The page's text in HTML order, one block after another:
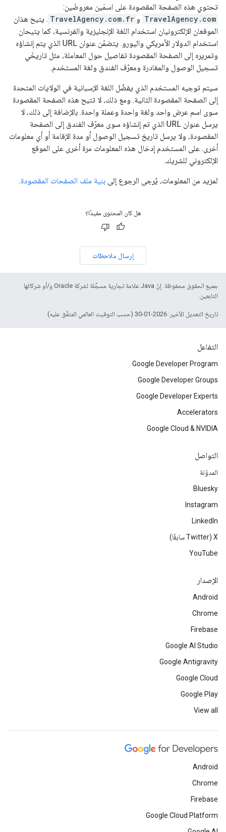
تحتوي هذه الصفحة المقصودة على اسمَين معروضَين:
TravelAgency.com و TravelAgency.com.fr . يتيح هذان
الموقعان الإلكترونيان استخدام اللغة الإنجليزية والفرنسية، كما يتيحان
استخدام الدولار الأمريكي واليورو. يتضمّن عنوان URL الذي يتم إنشاؤه
وتمريره إلى الصفحة المقصودة تفاصيل حول المعاملة، مثل تاريخَي
تسجيل الوصول والمغادرة ومعرّف الفندق ولغة المستخدم.
سيتم توجيه المستخدم الذي يفضّل اللغة الإسبانية في الولايات المتحدة
إلى الصفحة المقصودة الثانية. ومع ذلك، لا تتيح هذه الصفحة المقصودة
سوى اسم عرض واحد ولغة واحدة وعملة واحدة. بالإضافة إلى ذلك، لا
يرسل عنوان URL الذي تم إنشاؤه سوى معرّف الفندق إلى الصفحة
المقصودة، ولا يرسل تاريخ تسجيل الوصول أو مدة الإقامة أو أي معلومات
أخرى. على المستخدم إدخال هذه المعلومات مرة أخرى على الموقع
الإلكتروني للشريك.
لمزيد من المعلومات، يُرجى الرجوع إلى بنية ملف الصفحات المقصودة.
هل كان المحتوى مفيدًا؟
إرسال ملاحظات
جميع الحقوق محفوظة. إنّ Java علامة تجارية مسجَّلة لشركة Oracle و/أو شركائها
التابعين.
تاريخ التعديل الأخير: 2026-01-30 (حسب التوقيت العالمي المتفَّق عليه)
التفاعل
Google Developer Program
Google Developer Groups
Google Developer Experts
Accelerators
Google Cloud & NVIDIA
التواصل
المدوّنة
Bluesky
Instagram
LinkedIn
‫X ‏(Twitter سابقًا)
YouTube
الإصدار
Android
Chrome
Firebase
Google AI Studio
Google Antigravity
Google Cloud
Google Play
View all
Android
Chrome
Firebase
Google Cloud Platform